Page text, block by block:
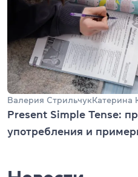
Валерия Стрильчук Катерина
Present Simple Tense:
употребления и